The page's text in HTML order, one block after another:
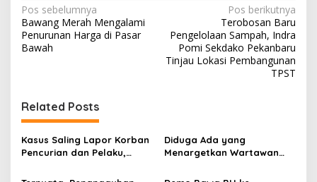
N
a
v
a
s
i
Pos sebelumnya
Bawang Merah Mengalami
Penurunan Harga di Pasar
Bawah
Pos berikutnya
Terobosan Baru
Pengelolaan Sampah, Indra
Pomi Sekdako Pekanbaru
Tinjau Lokasi Pembangunan
TPST
Related Posts
Kasus Saling Lapor Korban
Pencurian dan Pelaku,
Nasution Minta
Diduga Ada yang
Menargetkan Wartawan
Tersangka dan Dpo Karena